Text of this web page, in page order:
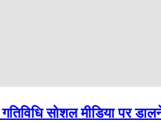
सोशल मीडिया पर